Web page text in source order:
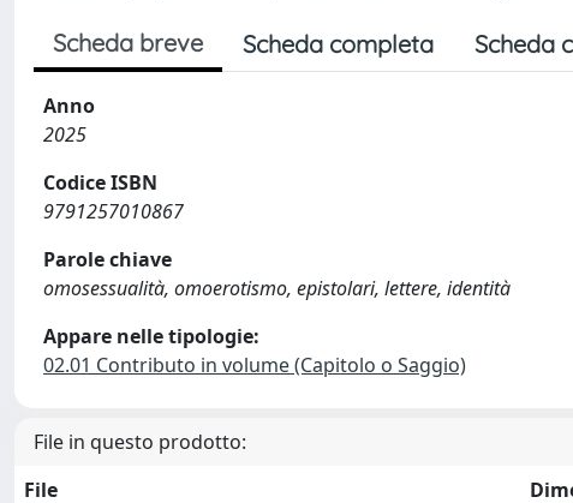
Scheda breve Scheda completa Scheda
Anno
2025
Codice ISBN
9791257010867
Parole chiave
omosessualità, omoerotismo, epistolari, lettere, identità
Appare nelle tipologie:
02.01 Contributo in volume (Capitolo o Saggio)
File in questo prodotto:
File